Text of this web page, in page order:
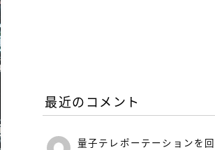
最近のコメント
量子テレポーテーションを